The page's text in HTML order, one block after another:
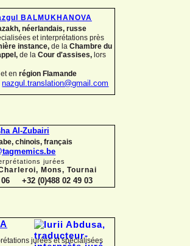
BALMUKHANOVA
néerlandais, russe
et interprétations près
instance, de la Chambre du
de la Cour d'assises, lors
et en région Flamande
nazgul.translation@gmail.com
Al-Zubairi
chinois, français
jurées
Mons, Tournai
06 +32 (0)488 02 49 03
jurées et spécialisées